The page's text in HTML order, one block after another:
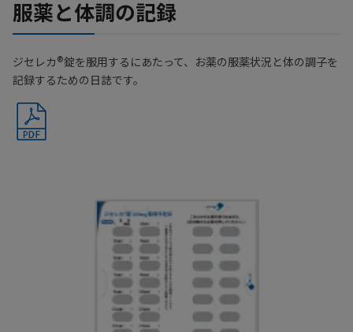
服薬と体調の記録
ジセレカ ®錠を服用するにあたって、お薬の服薬状況と体の調子を
記録するための日誌です。